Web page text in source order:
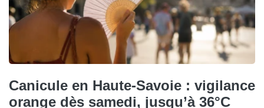
Canicule en Haute-Savoie : vigilance
orange dès samedi, jusqu’à 36°C